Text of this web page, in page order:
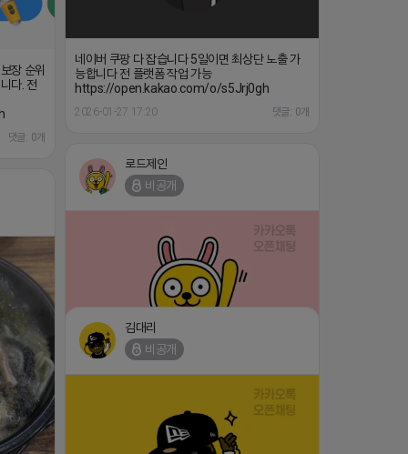
네이버 쿠팡 다 잡습니다 5일이면 최상단 노출 가
능합니다 전 플랫폼 작업 가능
https://open.kakao.com/o/s5Jrj0gh
2026-01-27 17:20 댓글: 0개
장 순위
다. 전
댓글: 0개
로드제인
비공개
댓글:20개
김대리
비공개